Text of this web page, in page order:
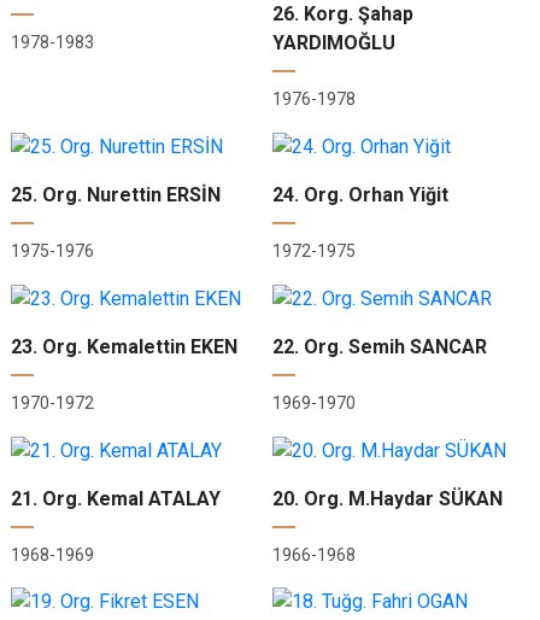
1978-1983
26. Korg. Şahap
YARDIMOĞLU
1976-1978
25. Org. Nurettin ERSİN
1975-1976
24. Org. Orhan Yiğit
1972-1975
23. Org. Kemalettin EKEN
1970-1972
22. Org. Semih SANCAR
1969-1970
21. Org. Kemal ATALAY
1968-1969
20. Org. M.Haydar SÜKAN
1966-1968